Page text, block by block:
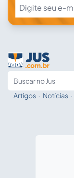
Artigos · Notícias ·